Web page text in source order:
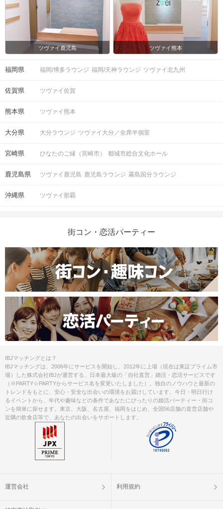
ツヴァイ鹿児島 ツヴァイ熊本
福岡県 福岡/博多ラウンジ 福岡/天神ラウンジ ツヴァイ北九州
佐賀県 ツヴァイ佐賀
熊本県 ツヴァイ熊本
大分県 大分ラウンジ ツヴァイ大分／全席半個室
宮崎県 ひなたのご縁（宮崎市） 都城市総合文化ホール
鹿児島県 ツヴァイ鹿児島 鹿児島ラウンジ 霧島国分ラウンジ
沖縄県 ツヴァイ那覇
街コン・恋活パーティー
IBJマッチングとは？
IBJマッチングは、2006年にサービスを開始し、2012年に上場（現在は東証プライム市
場）した株式会社IBJが運営する、日本最大級の「自社直営」婚活・恋活サービスです
（※PARTY☆PARTYからサービス名を変更いたしました）。独自のノウハウと最新の
トレンドをもとに、安心・安全な出会いの環境をお届けしています。今日・明日行け
るイベントから、年代や趣味などの条件であなたにぴったりの婚活パーティー・街コ
ンを簡単に探せます。東京、大阪、名古屋、福岡をはじめ、全国56店舗の直営店舗や
近隣の飲食店等で、あなたの出会いをサポートします。
運営会社 利用規約